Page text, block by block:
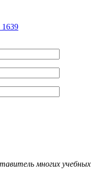
1639
многих учебных